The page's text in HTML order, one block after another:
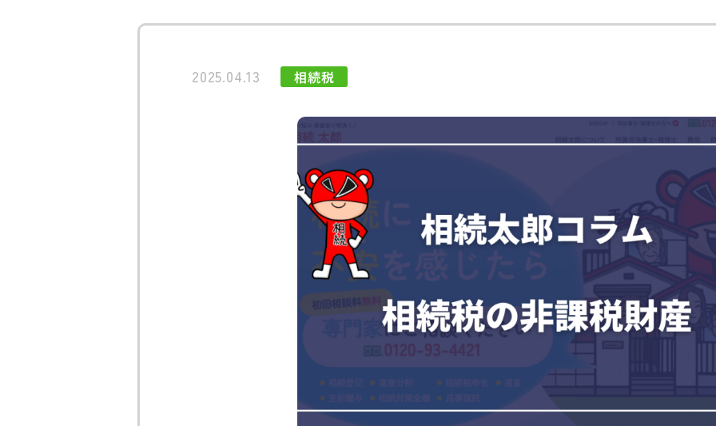
2025.04.13 相続税